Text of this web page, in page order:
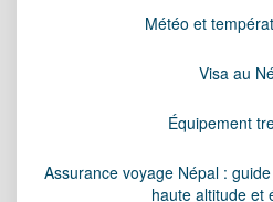
Météo et
Visa au
Équipement
Assurance voyage Népal :
haute altitude et